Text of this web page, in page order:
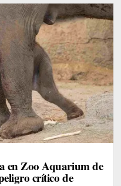
en Zoo Aquarium de
crítico de